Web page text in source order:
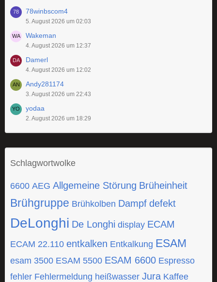
78winbscom4
5. August 2026 um 02:03
Wakeman
4. August 2026 um 12:37
Damerl
4. August 2026 um 12:02
Andy281174
3. August 2026 um 22:43
yodaa
2. August 2026 um 18:29
Schlagwortwolke
6600 AEG Allgemeine Störung Brüheinheit
Brühgruppe Brühkolben Dampf defekt
DeLonghi De Longhi display ECAM
ECAM 22.110 entkalken Entkalkung ESAM
esam 3500 ESAM 5500 ESAM 6600 Espresso
fehler Fehlermeldung heißwasser Jura Kaffee